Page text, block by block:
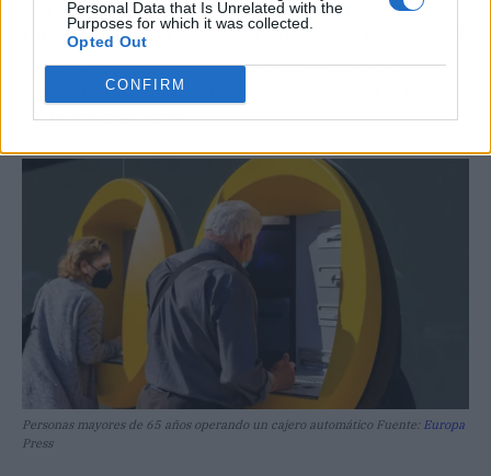
Personal Data that Is Unrelated with the
Purposes for which it was collected.
Opted Out
CONFIRM
Correos ha prestado suservicio bancario
Coreos Prepagopara acercarse a los mayores. Y
es que esto es necesario para cobrar la nómina
o la pensión y también para pagar los recibos
de la luz o el agua.
Personas mayores de 65 años operando un cajero automático Fuente: Europa
Press